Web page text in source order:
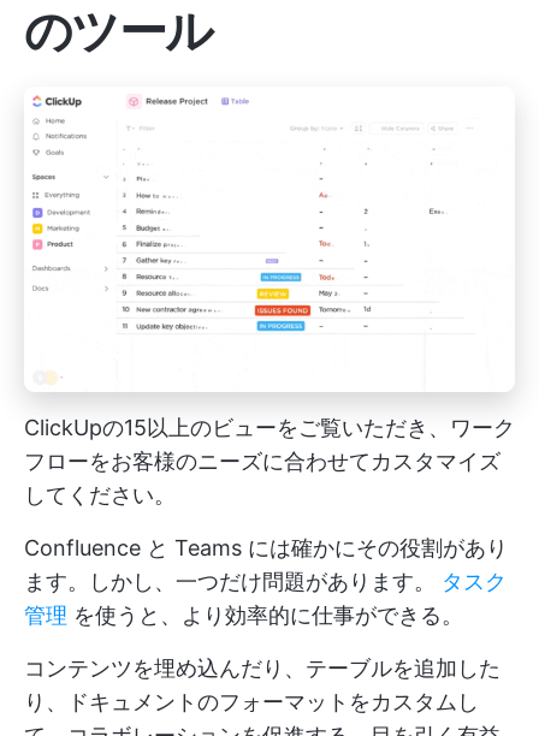
のツール
ClickUpの15以上のビューをご覧いただき、ワーク
フローをお客様のニーズに合わせてカスタマイズ
してください。
Confluence と Teams には確かにその役割があり
ます。しかし、一つだけ問題があります。 タスク
管理 を使うと、より効率的に仕事ができる。
コンテンツを埋め込んだり、テーブルを追加した
り、ドキュメントのフォーマットをカスタムし